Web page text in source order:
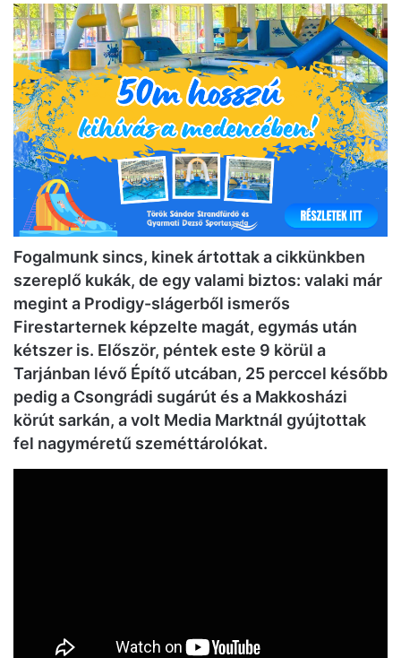
Fogalmunk sincs, kinek ártottak a cikkünkben
szereplő kukák, de egy valami biztos: valaki már
megint a Prodigy-slágerből ismerős
Firestarternek képzelte magát, egymás után
kétszer is. Először, péntek este 9 körül a
Tarjánban lévő Építő utcában, 25 perccel később
pedig a Csongrádi sugárút és a Makkosházi
körút sarkán, a volt Media Marktnál gyújtottak
fel nagyméretű szeméttárolókat.